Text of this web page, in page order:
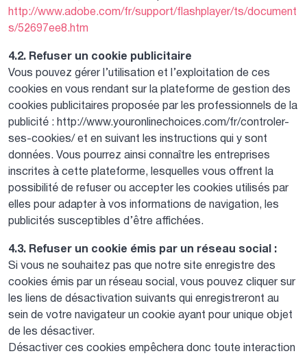
http://www.adobe.com/fr/support/flashplayer/ts/document
s/52697ee8.htm
4.2. Refuser un cookie publicitaire
Vous pouvez gérer l’utilisation et l’exploitation de ces
cookies en vous rendant sur la plateforme de gestion des
cookies publicitaires proposée par les professionnels de la
publicité : http://www.youronlinechoices.com/fr/controler-
ses-cookies/ et en suivant les instructions qui y sont
données. Vous pourrez ainsi connaître les entreprises
inscrites à cette plateforme, lesquelles vous offrent la
possibilité de refuser ou accepter les cookies utilisés par
elles pour adapter à vos informations de navigation, les
publicités susceptibles d’être affichées.
4.3. Refuser un cookie émis par un réseau social :
Si vous ne souhaitez pas que notre site enregistre des
cookies émis par un réseau social, vous pouvez cliquer sur
les liens de désactivation suivants qui enregistreront au
sein de votre navigateur un cookie ayant pour unique objet
de les désactiver.
Désactiver ces cookies empêchera donc toute interaction